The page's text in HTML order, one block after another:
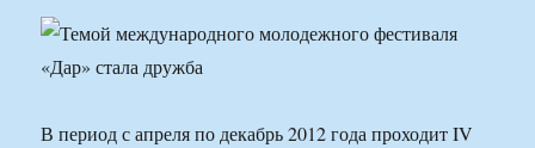
В период с апреля по декабрь 2012 года проходит IV